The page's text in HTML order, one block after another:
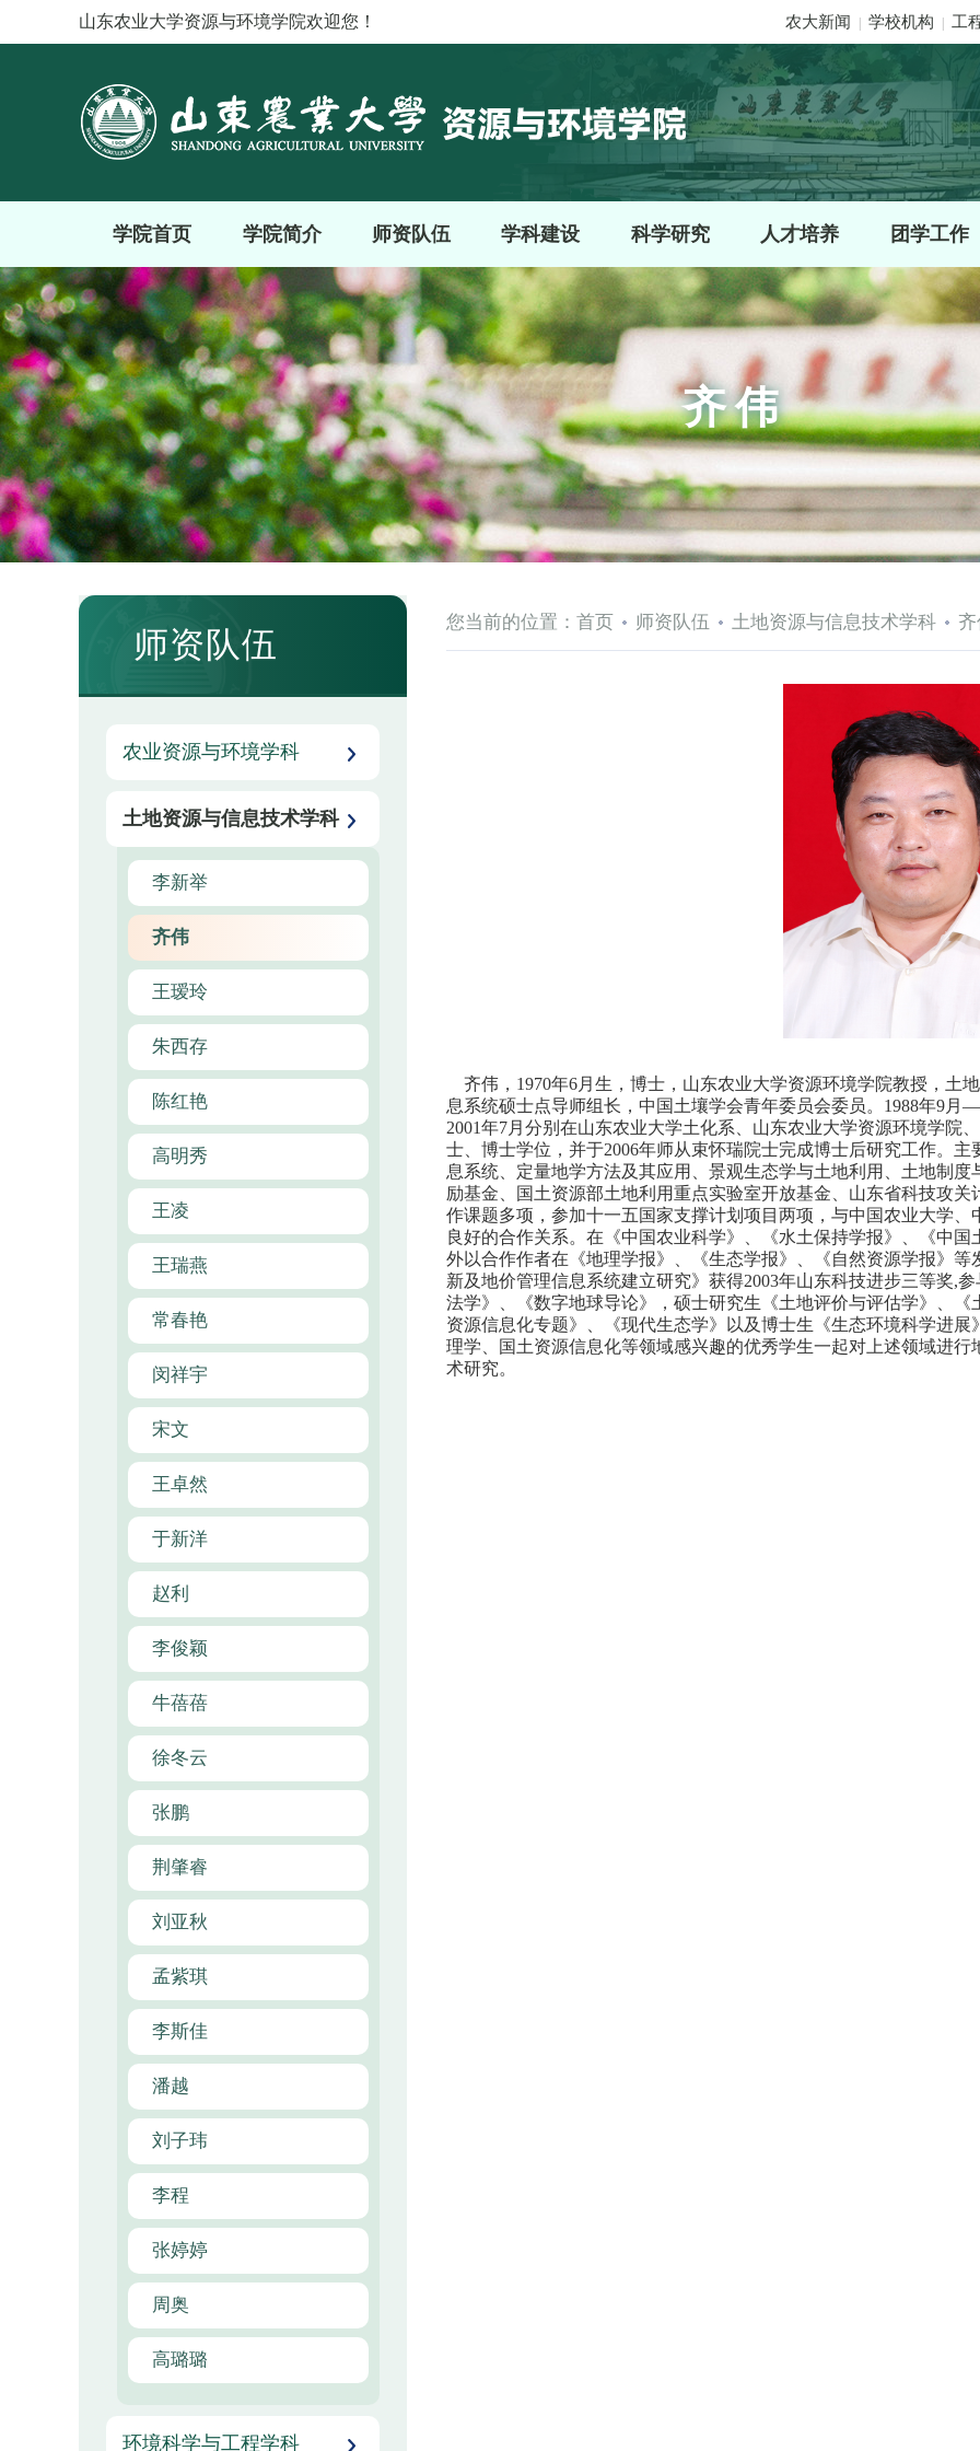
山东农业大学资源与环境学院欢迎您！ 农大新闻 学校机构 工
学院首页 学院简介 师资队伍 学科建设 科学研究 人才培养 团学工作
齐伟
您当前的位置： 首页 师资队伍 土地资源与信息技术学科
齐伟，1970年6月生，博士，山东农业大学资源环境学院教授，土
息系统硕士点导师组长，中国土壤学会青年委员会委员。1988年9月
2001年7月分别在山东农业大学土化系、山东农业大学资源环境学院
士、博士学位，并于2006年师从束怀瑞院士完成博士后研究工作。
息系统、定量地学方法及其应用、景观生态学与土地利用、土地制
励基金、国土资源部土地利用重点实验室开放基金、山东省科技攻
作课题多项，参加十一五国家支撑计划项目两项，与中国农业大学
良好的合作关系。在《中国农业科学》、《水土保持学报》、《中
外以合作作者在《地理学报》、《生态学报》、《自然资源学报》
新及地价管理信息系统建立研究》获得2003年山东科技进步三等奖,
法学》、《数字地球导论》，硕士研究生《土地评价与评估学》、
资源信息化专题》、《现代生态学》以及博士生《生态环境科学进
理学、国土资源信息化等领域感兴趣的优秀学生一起对上述领域进
术研究。
师资队伍
农业资源与环境学科
土地资源与信息技术学科
李新举
齐伟
王瑷玲
朱西存
陈红艳
高明秀
王凌
王瑞燕
常春艳
闵祥宇
宋文
王卓然
于新洋
赵利
李俊颖
牛蓓蓓
徐冬云
张鹏
荆肇睿
刘亚秋
孟紫琪
李斯佳
潘越
刘子玮
李程
张婷婷
周奥
高璐璐
环境科学与工程学科